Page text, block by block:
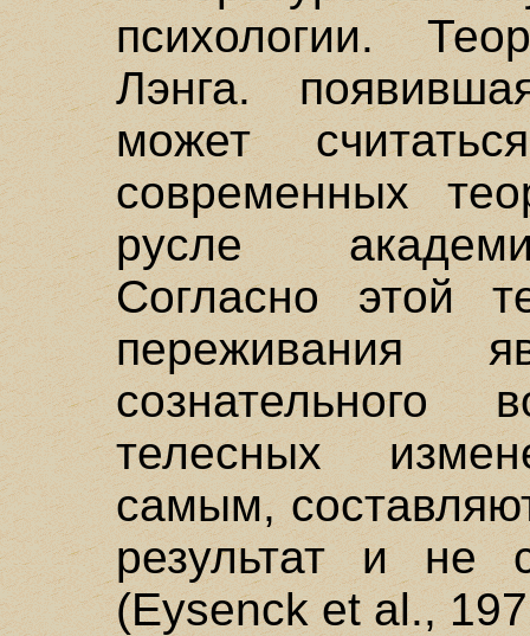
психологии.
Лэнга.
может
современных
русле
Согласно этой
переживания
сознательного
телесных
самым,
результат и не
(Eysenck et al.,